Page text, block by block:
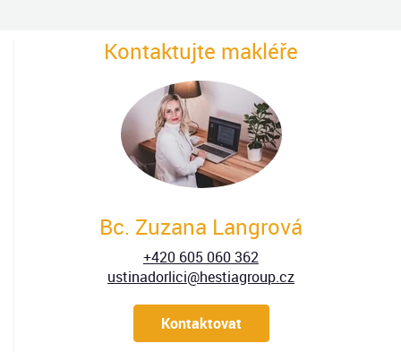
Kontaktujte makléře
Bc. Zuzana Langrová
+420 605 060 362
ustinadorlici@hestiagroup.cz
Kontaktovat